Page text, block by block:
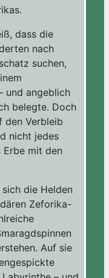
dass die
nach
suchen,
und angeblich
belegte. Doch
den Verbleib
nicht jedes
Erbe mit den
die Helden
Zeforika-
Auf sie